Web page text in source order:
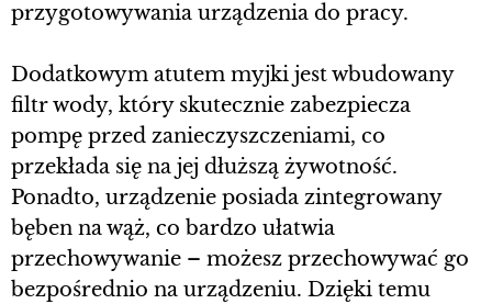
przygotowywania urządzenia do pracy.
Dodatkowym atutem myjki jest wbudowany
filtr wody, który skutecznie zabezpiecza
pompę przed zanieczyszczeniami, co
przekłada się na jej dłuższą żywotność.
Ponadto, urządzenie posiada zintegrowany
bęben na wąż, co bardzo ułatwia
przechowywanie – możesz przechowywać go
bezpośrednio na urządzeniu. Dzięki temu